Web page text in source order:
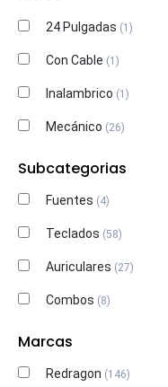
24 Pulgadas (1)
Con Cable (1)
Inalambrico (1)
Mecánico (26)
Membrana
Subcategorias
Fuentes (4)
Teclados (58)
Auriculares (27)
Combos (8)
Mouse (26)
Marcas
Redragon (146)